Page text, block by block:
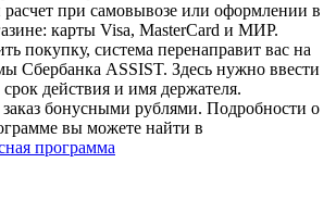
при самовывозе или оформлении в
карты Visa, MasterCard и МИР.
покупку, система перенаправит вас на
Сбербанка ASSIST. Здесь нужно ввести
действия и имя держателя.
бонусными рублями. Подробности о
вы можете найти в
программа